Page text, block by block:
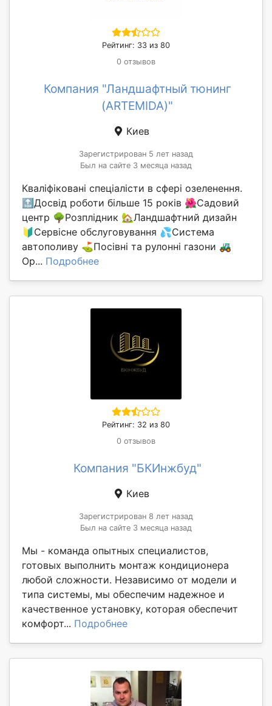
Рейтинг: 33 из 80
0 отзывов
Компания "Ландшафтный тюнинг
(ARTEMIDA)"
Киев
Зарегистрирован 5 лет назад
Был на сайте 3 месяца назад
Кваліфіковані спеціалісти в сфері озеленення.
🔝Досвід роботи більше 15 років 🌺Садовий
центр 🌳Розплідник 🏡Ландшафтний дизайн
🔰Сервісне обслуговування 💦Система
автополиву ⛳️Посівні та рулонні газони 🚜
Ор... Подробнее
Рейтинг: 32 из 80
0 отзывов
Компания "БКИнжбуд"
Киев
Зарегистрирован 8 лет назад
Был на сайте 3 месяца назад
Мы - команда опытных специалистов,
готовых выполнить монтаж кондиционера
любой сложности. Независимо от модели и
типа системы, мы обеспечим надежное и
качественное установку, которая обеспечит
комфорт... Подробнее